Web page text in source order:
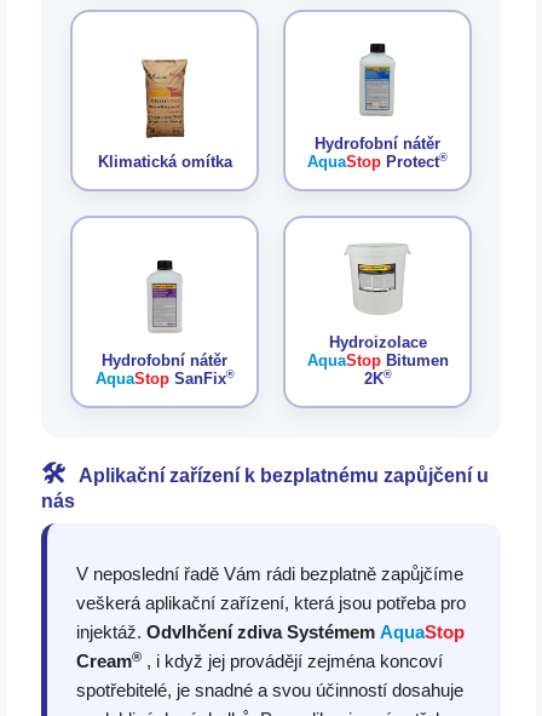
Klimatická omítka
Hydrofobní nátěr
AquaStop Protect®
Hydrofobní nátěr
AquaStop SanFix®
Hydroizolace
AquaStop Bitumen
2K®
🛠️
Aplikační zařízení k bezplatnému zapůjčení u
nás
V neposlední řadě Vám rádi bezplatně zapůjčíme
veškerá aplikační zařízení, která jsou potřeba pro
injektáž. Odvlhčení zdiva Systémem AquaStop
Cream® , i když jej provádějí zejména koncoví
spotřebitelé, je snadné a svou účinností dosahuje